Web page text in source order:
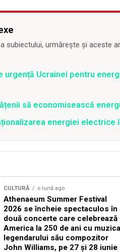
subiectului, urmărește și aceste
urgență Ucrainei pentru
să economisească
energiei electrice
CULTURĂ o lună ago
Athenaeum Summer Festival
2026 se încheie spectaculos în
două concerte care celebrează
America la 250 de ani cu muzica
legendarului său compozitor
John Williams, pe 27 și 28 iunie